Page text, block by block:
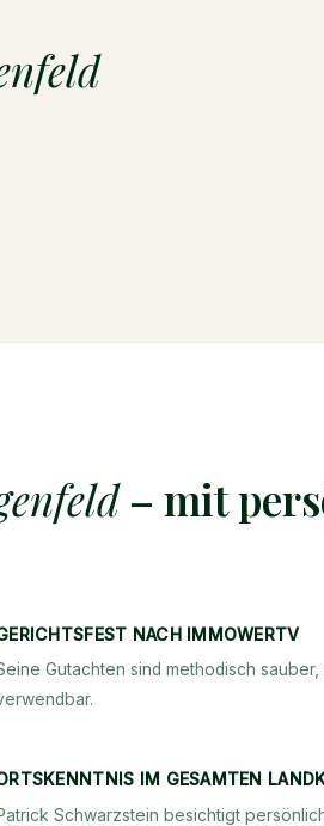
– mit
NACH IMMOWERTV
Gutachten sind methodisch
IM GESAMTEN
Schwarzstein besichtigt